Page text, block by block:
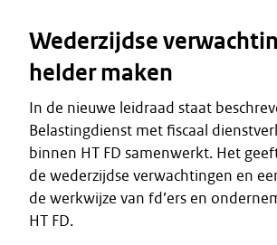
Wederzijdse
helder maken
In de nieuwe leidraad staat
Belastingdienst met fiscaal
binnen HT FD samenwerkt. Het
de wederzijdse verwachtingen en
de werkwijze van fd’ers en
HT FD.